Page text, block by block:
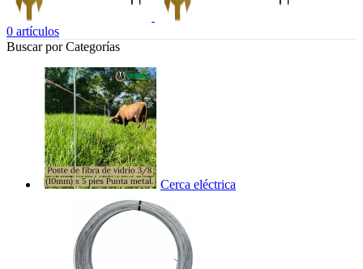
0 artículos
Buscar por Categorías
Cerca eléctrica